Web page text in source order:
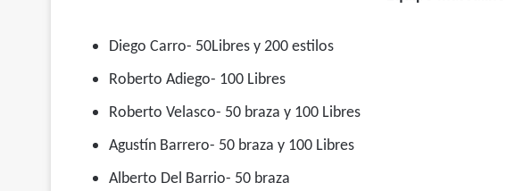
Diego Carro- 50Libres y 200 estilos
Roberto Adiego- 100 Libres
Roberto Velasco- 50 braza y 100 Libres
Agustín Barrero- 50 braza y 100 Libres
Alberto Del Barrio- 50 braza